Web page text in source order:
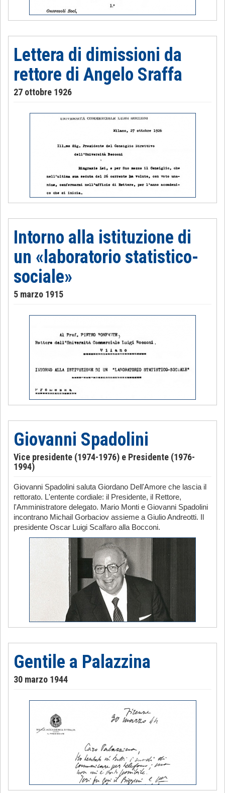
Lettera di dimissioni da
rettore di Angelo Sraffa
27 ottobre 1926
Intorno alla istituzione di
un «laboratorio statistico-
sociale»
5 marzo 1915
Giovanni Spadolini
Vice presidente (1974-1976) e Presidente (1976-
1994)
Giovanni Spadolini saluta Giordano Dell'Amore che lascia il
rettorato. L'entente cordiale: il Presidente, il Rettore,
l'Amministratore delegato. Mario Monti e Giovanni Spadolini
incontrano Michail Gorbaciov assieme a Giulio Andreotti. Il
presidente Oscar Luigi Scalfaro alla Bocconi.
Gentile a Palazzina
30 marzo 1944